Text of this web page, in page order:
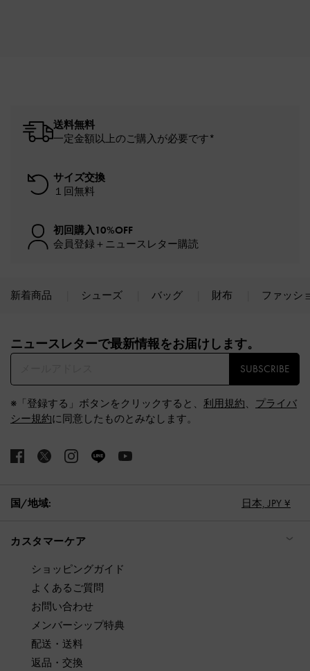
送料無料
一定金額以上のご購入が必要です*
サイズ交換
１回無料
初回購入10%OFF
会員登録＋ニュースレター購読
新着商品 シューズ バッグ 財布 ファッシ
ニュースレターで最新情報をお届けします。​
SUBSCRIBE
※「登録する」ボタンをクリックすると、 利用規約、 プライバ
シー規約に同意したものとみなします。
国/地域: 日本, JPY ¥
カスタマーケア
ショッピングガイド
よくあるご質問
お問い合わせ
メンバーシップ特典
配送・送料
返品・交換